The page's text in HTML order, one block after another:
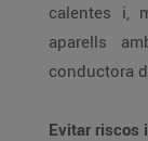
calentes i,
aparells
Evitar riscos